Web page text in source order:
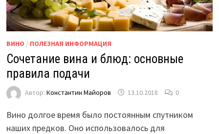
ВИНО / ПОЛЕЗНАЯ ИНФОРМАЦИЯ
Сочетание вина и блюд: основные
правила подачи
Автор: Константин Майоров 13.10.2018 0
Вино долгое время было постоянным спутником
наших предков. Оно использовалось для